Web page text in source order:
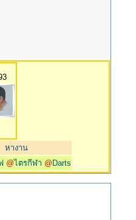
หางาน
@ไตรกีฬา @ Darts